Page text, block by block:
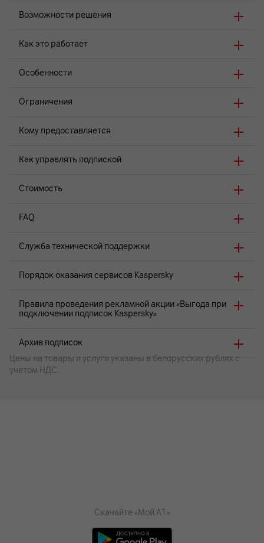
Возможности решения
Как это работает
Особенности
Ограничения
Кому предоставляется
Как управлять подпиской
Стоимость
FAQ
Служба технической поддержки
Порядок оказания сервисов Kaspersky
Правила проведения рекламной акции «Выгода при
подключении подписок Kaspersky»
Архив подписок
Цены на товары и услуги указаны в белорусских рублях с
учетом НДС.
Скачайте «Мой А1»